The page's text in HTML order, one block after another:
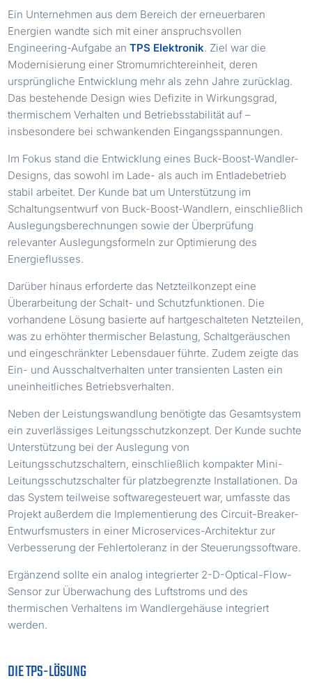
Ein Unternehmen aus dem Bereich der erneuerbaren
Energien wandte sich mit einer anspruchsvollen
Engineering-Aufgabe anTPS Elektronik. Ziel war die
Modernisierung einer Stromumrichtereinheit, deren
ursprüngliche Entwicklung mehr als zehn Jahre zurücklag.
Das bestehende Design wies Defizite in Wirkungsgrad,
thermischem Verhalten und Betriebsstabilität auf –
insbesondere bei schwankenden Eingangsspannungen.
Im Fokus stand die Entwicklung eines Buck-Boost-Wandler-
Designs, das sowohl im Lade- als auch im Entladebetrieb
stabil arbeitet. Der Kunde bat um Unterstützung im
Schaltungsentwurf von Buck-Boost-Wandlern, einschließlich
Auslegungsberechnungen sowie der Überprüfung
relevanter Auslegungsformeln zur Optimierung des
Energieflusses.
Darüber hinaus erforderte das Netzteilkonzept eine
Überarbeitung der Schalt- und Schutzfunktionen. Die
vorhandene Lösung basierte auf hartgeschalteten Netzteilen,
was zu erhöhter thermischer Belastung, Schaltgeräuschen
und eingeschränkter Lebensdauer führte. Zudem zeigte das
Ein- und Ausschaltverhalten unter transienten Lasten ein
uneinheitliches Betriebsverhalten.
Neben der Leistungswandlung benötigte das Gesamtsystem
ein zuverlässiges Leitungsschutzkonzept. Der Kunde suchte
Unterstützung bei der Auslegung von
Leitungsschutzschaltern, einschließlich kompakter Mini-
Leitungsschutzschalter für platzbegrenzte Installationen. Da
das System teilweise softwaregesteuert war, umfasste das
Projekt außerdem die Implementierung des Circuit-Breaker-
Entwurfsmusters in einer Microservices-Architektur zur
Verbesserung der Fehlertoleranz in der Steuerungssoftware.
Ergänzend sollte ein analog integrierter 2-D-Optical-Flow-
Sensor zur Überwachung des Luftstroms und des
thermischen Verhaltens im Wandlergehäuse integriert
werden.
DIE TPS-LÖSUNG